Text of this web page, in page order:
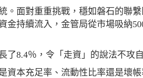
。面對重重挑戰，穩如磐石的聯
金持續流入，金管局從市場吸納
了8.4％，令「走資」的說法不攻
資本充足率、流動性比率還是壞